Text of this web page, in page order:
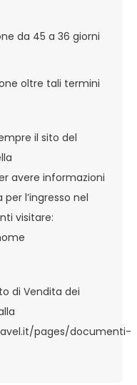
da 45 a 36 giorni
oltre tali termini
il sito del
avere informazioni
l’ingresso nel
visitare:
di Vendita dei
pages/documenti-